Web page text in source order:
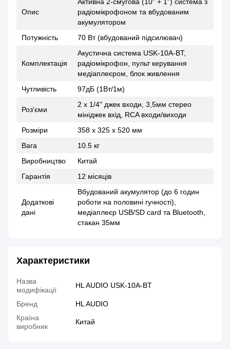
Опис
Активна 2-смугова (10" + 1") система з
радіомікрофоном та вбудованим
акумулятором
Потужність
70 Вт (вбудований підсилювач)
Комплектація
Акустична система USK-10A-BT,
радіомікрофон, пульт керування
медіаплеєром, блок живлення
Чутливість
97дБ (1Вт/1м)
Роз'єми
2 х 1/4" джек входи, 3,5мм стерео
мініджек вхід, RCA входи/виходи
Розміри
358 x 325 x 520 мм
Вага
10.5 кг
Виробництво
Китай
Гарантія
12 місяців
Додаткові
дані
Вбудований акумулятор (до 6 годин
роботи на половині гучності),
медіаплеєр USB/SD card та Bluetooth,
стакан 35мм
Характеристики
Назва
модифікації
HL AUDIO USK-10A-BT
Бренд
HL AUDIO
Країна
виробник
Китай